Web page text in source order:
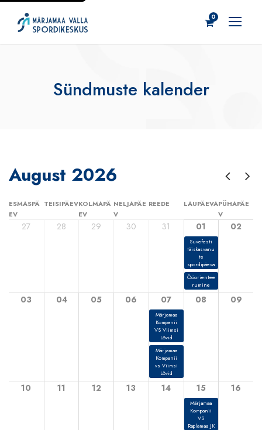
0
Sündmuste kalender
August 2026
ESMASPÄ
EV
TEISIPÄEVKOLMAPÄ
EV
NELJAPÄE
V
REEDE LAUPÄEVAPÜHAPÄE
V
27 28 29 30 31 01
Suvefesti
täiskasvanu
te
spordipäeva
Ööorientee
rumine
02
03 04 05 06 07
Märjamaa
Kompanii
VS Viimsi
Lõvid
Märjamaa
Kompanii
vs Viimsi
Lõvid
08 09
10 11 12 13 14 15
Märjamaa
Kompanii
VS
Raplamaa JK
16